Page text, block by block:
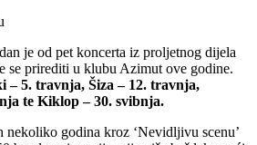
je od pet koncerta iz proljetnog dijela
se prirediti u klubu Azimut ove godine.
– 5. travnja, Šiza – 12. travnja,
te Kiklop – 30. svibnja.
nekoliko godina kroz ‘Nevidljivu scenu’